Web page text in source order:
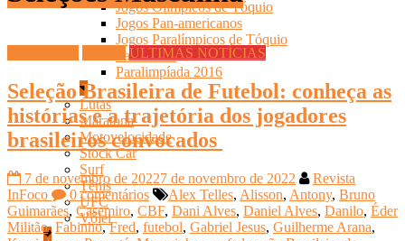
Jogos Olímpicos de Tóquio
Jogos Pan-americanos
Jogos Paralímpicos de Tóquio
Paris 2024
Paralimpíada 2016
Lutas
Maratona
Motovelocidade
Stock Car
Surf
Tênis
UFC
Vôlei
ÚLTIMAS NOTÍCIAS
Seleção Brasileira de Futebol: conheça as
histórias e a trajetória dos jogadores
brasileiros convocados
7 de novembro de 20227 de novembro de 2022
Revista
InFoco
0 comentários Alex Telles, Alisson, Antony, Bruno
Guimarães, Casemiro, CBF, Dani Alves, Daniel Alves, Danilo, Éder
Militão, Fabinho,Fred, futebol, Gabriel Jesus, Guilherme Arana,